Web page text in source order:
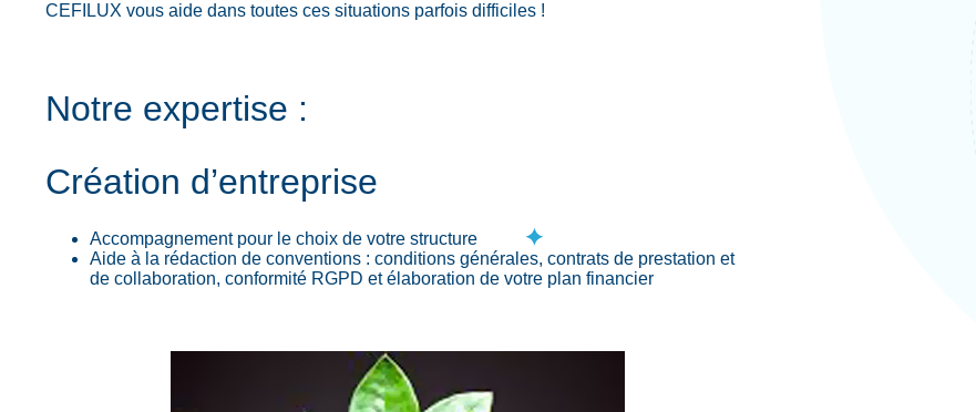
CEFILUX vous aide dans toutes ces situations parfois difficiles !
Notre expertise :
Création d’entreprise
Accompagnement pour le choix de votre structure
Aide à la rédaction de conventions : conditions générales, contrats de prestation et
de collaboration, conformité RGPD et élaboration de votre plan financier